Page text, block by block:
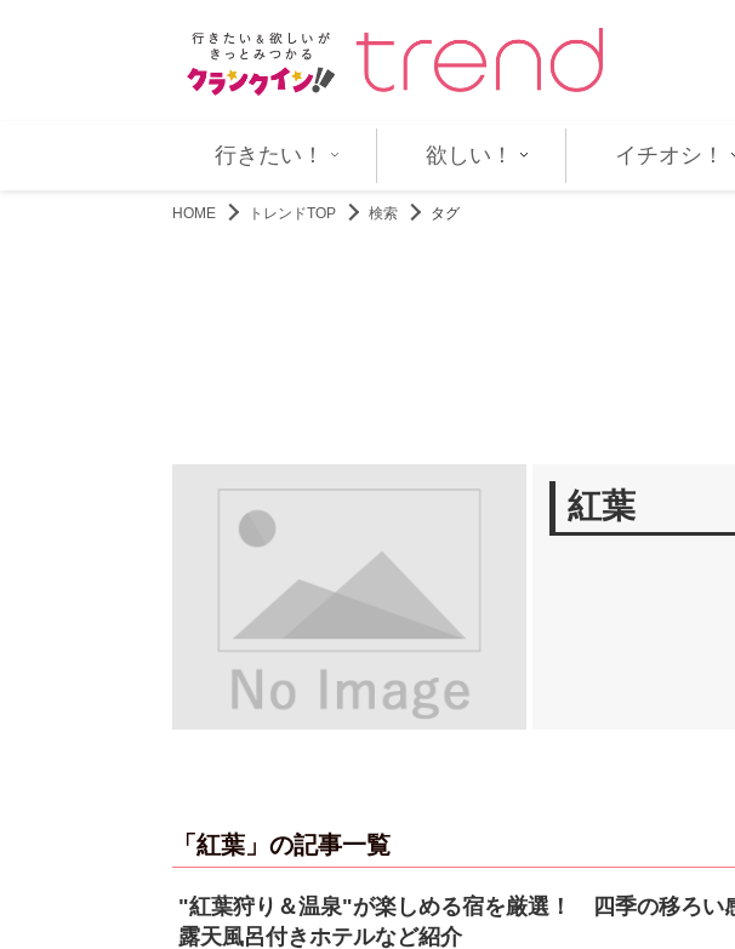
潟から東京へ 恵風看護婦会… 二宮和也主演『８番出口』が金ローで本編ノーカット地上
行きたい！ 欲しい！ イチオシ！
HOME トレンドTOP 検索 タグ
紅葉
「紅葉」の記事一覧
"紅葉狩り＆温泉"が楽しめる宿を厳選！ 四季の移ろい
露天風呂付きホテルなど紹介